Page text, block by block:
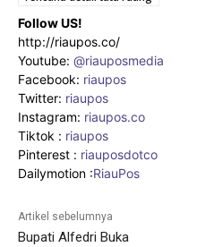
Follow US!
http://riaupos.co/
Youtube: @riauposmedia
Facebook: riaupos
Twitter: riaupos
Instagram: riaupos.co
Tiktok : riaupos
Pinterest : riauposdotco
Dailymotion :RiauPos
Artikel sebelumnya
Bupati Alfedri Buka